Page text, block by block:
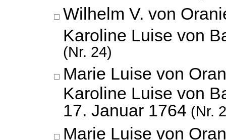
Wilhelm V. von
Karoline Luise von
(Nr. 24)
Marie Luise von
Karoline Luise von
17. Januar 1764 (Nr.
Marie Luise von